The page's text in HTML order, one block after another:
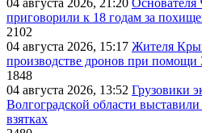
04 августа 2026, 21:20
приговорили к 18 годам за
2102
04 августа 2026, 15:17 Жителя
производстве дронов при помощи
1848
04 августа 2026, 13:52 Грузовики
Волгоградской области
взятках